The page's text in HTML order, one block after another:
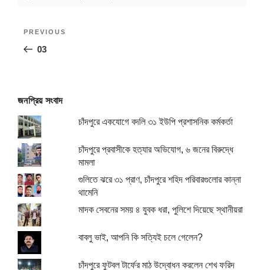
Previous
Post
PREVIOUS
03
জনপ্রিয় সংবাদ
চাঁদপুরে একযোগে বদলি ৩১ ইউপি প্রশাসনিক কর্মকর্তা
চাঁদপুরে প্রবাসীকে হত্যার অভিযোগ, ৬ জনের বিরুদ্ধে
মামলা
গুলিতে ঝরে ৩১ প্রাণ, চাঁদপুরে শহিদ পরিবারগুলোর কান্না
থামেনি
মাদক সেবনের সময় ৪ যুবক ধরা, পুলিশে দিয়েছে স্থানীয়রা
বাবলু ভাই, আপনি কি সত্যিই চলে গেলেন?
চাঁদপুরে ফুটবল টার্ফের মাঠ উদ্বোধন করলেন শেখ ফরিদ